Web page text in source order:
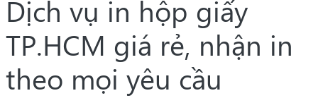
Dịch vụ in hộp giấy
TP.HCM giá rẻ, nhận in
theo mọi yêu cầu